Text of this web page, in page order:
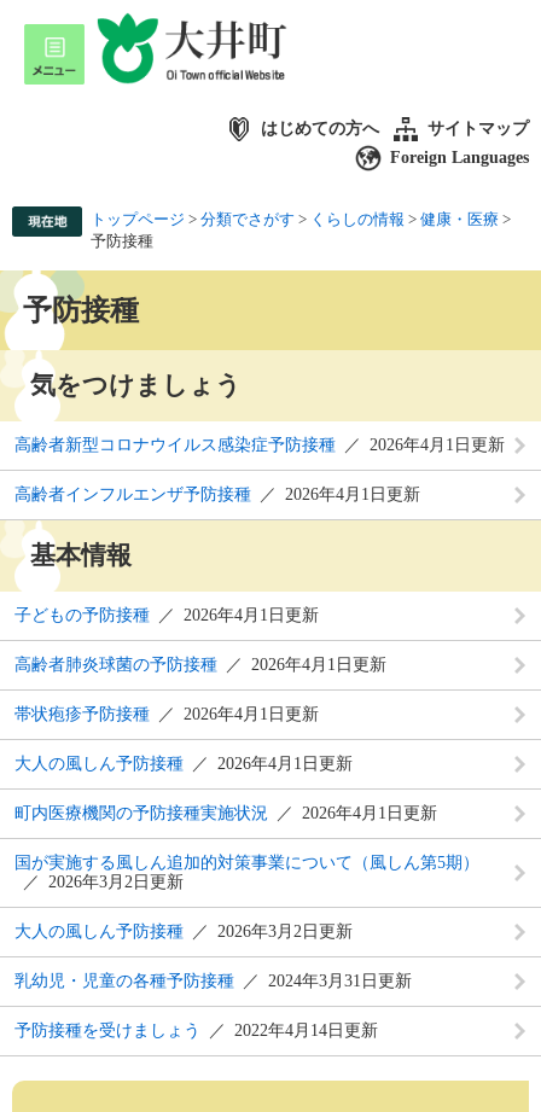
はじめての方へ
サイトマップ
Foreign Languages
トップページ > 分類でさがす > くらしの情報 > 健康・医療 >
予防接種
予防接種
気をつけましょう
高齢者新型コロナウイルス感染症予防接種 2026年4月1日更新
高齢者インフルエンザ予防接種 2026年4月1日更新
基本情報
子どもの予防接種 2026年4月1日更新
高齢者肺炎球菌の予防接種 2026年4月1日更新
帯状疱疹予防接種 2026年4月1日更新
大人の風しん予防接種 2026年4月1日更新
町内医療機関の予防接種実施状況 2026年4月1日更新
国が実施する風しん追加的対策事業について（風しん第5期）
2026年3月2日更新
大人の風しん予防接種 2026年3月2日更新
乳幼児・児童の各種予防接種 2024年3月31日更新
予防接種を受けましょう 2022年4月14日更新